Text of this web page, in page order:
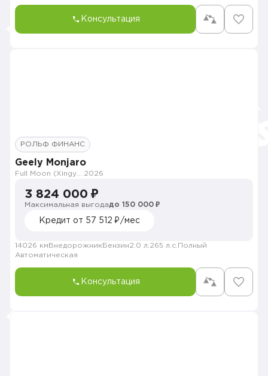
Консультация
РОЛЬФ ФИНАНС
Geely Monjaro
2026
3 824 000 ₽
Максимальная выгодадо 150 000 ₽
Кредит от 57 512 ₽/мес
14026 км Внедорожник Бензин2.0 л. 265 л.с. Полный
Автоматическая
Консультация